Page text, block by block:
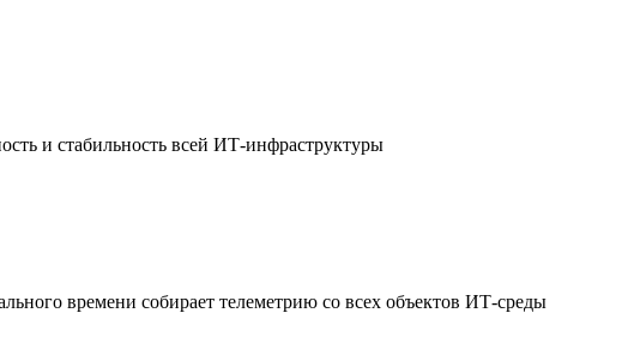
и стабильность всей ИТ-инфраструктуры
времени собирает телеметрию со всех объектов ИТ-среды